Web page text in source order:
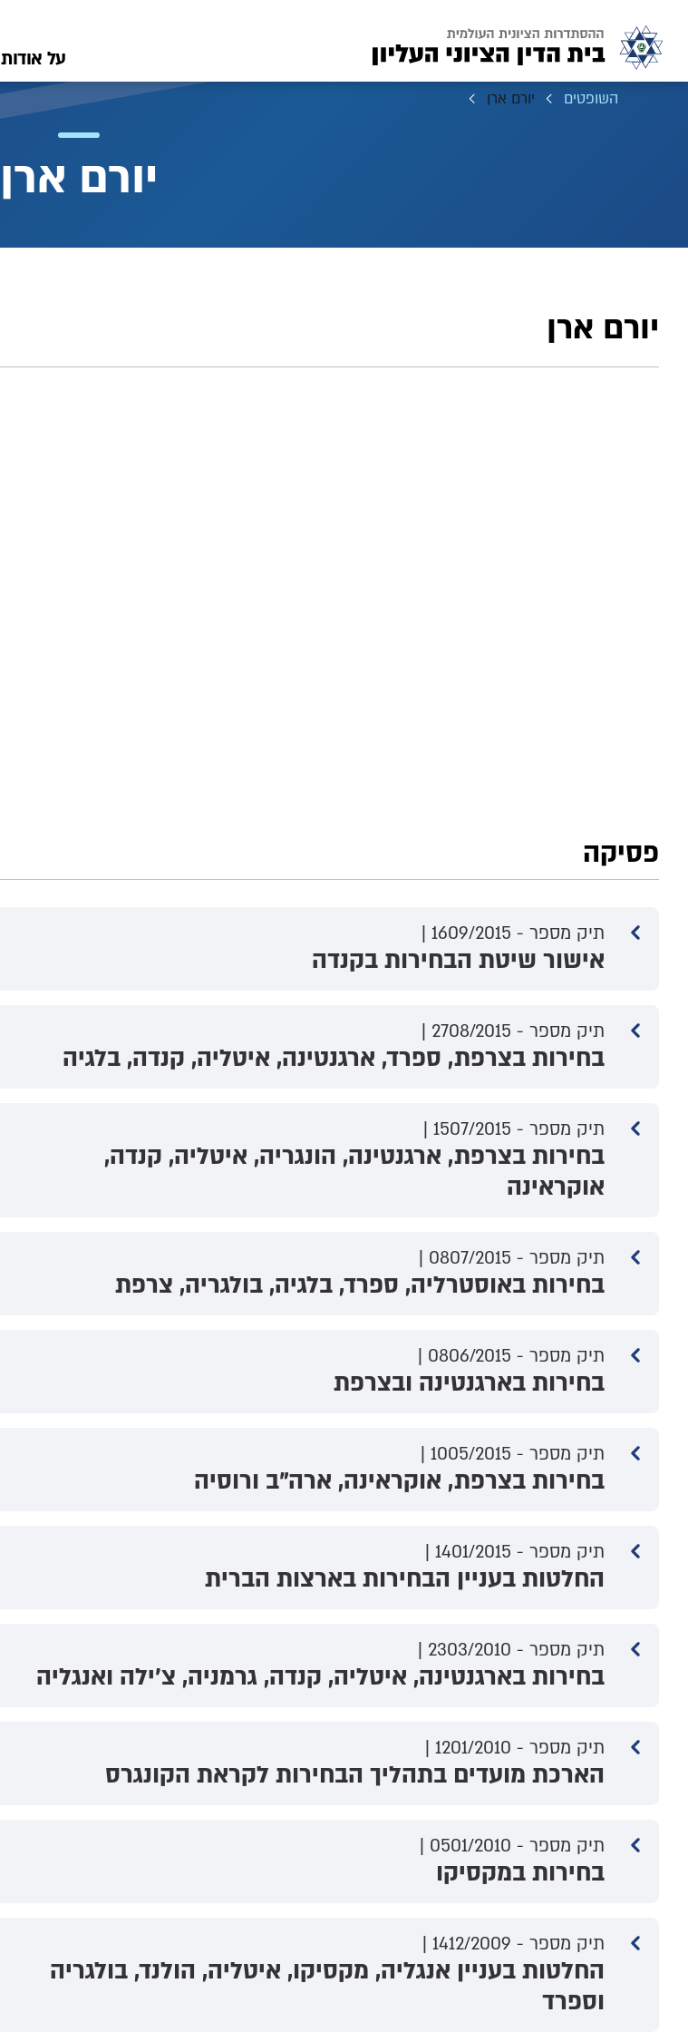
על אודות
השופטים יורם ארן
יורם ארן
יורם ארן
פסיקה
תיק מספר - 1609/2015 |
אישור שיטת הבחירות בקנדה
תיק מספר - 2708/2015 |
בחירות בצרפת, ספרד, ארגנטינה, איטליה, קנדה, בלגיה
תיק מספר - 1507/2015 |
בחירות בצרפת, ארגנטינה, הונגריה, איטליה, קנדה,
אוקראינה
תיק מספר - 0807/2015 |
בחירות באוסטרליה, ספרד, בלגיה, בולגריה, צרפת
תיק מספר - 0806/2015 |
בחירות בארגנטינה ובצרפת
תיק מספר - 1005/2015 |
בחירות בצרפת, אוקראינה, ארה"ב ורוסיה
תיק מספר - 1401/2015 |
החלטות בעניין הבחירות בארצות הברית
תיק מספר - 2303/2010 |
בחירות בארגנטינה, איטליה, קנדה, גרמניה, צ'ילה ואנגליה
תיק מספר - 1201/2010 |
הארכת מועדים בתהליך הבחירות לקראת הקונגרס
תיק מספר - 0501/2010 |
בחירות במקסיקו
תיק מספר - 1412/2009 |
החלטות בעניין אנגליה, מקסיקו, איטליה, הולנד, בולגריה
וספרד